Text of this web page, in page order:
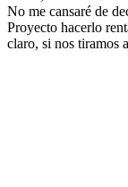
No me cansaré de
Proyecto hacerlo
claro, si nos tiramos